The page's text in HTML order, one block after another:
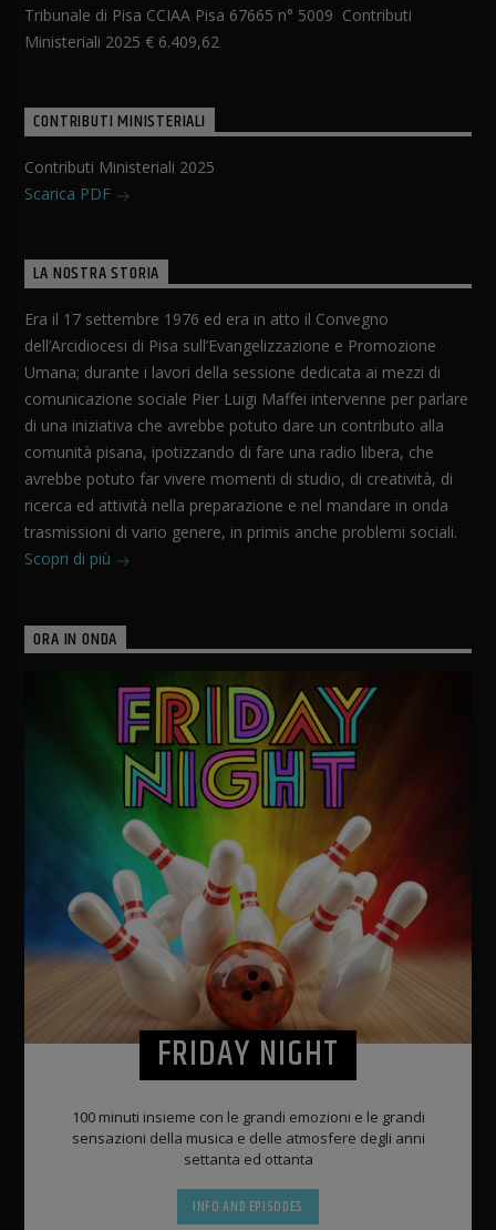
Tribunale di Pisa CCIAA Pisa 67665 n° 5009 Contributi
Ministeriali 2025 € 6.409,62
CONTRIBUTI MINISTERIALI
Contributi Ministeriali 2025
Scarica PDF
LA NOSTRA STORIA
Era il 17 settembre 1976 ed era in atto il Convegno
dell’Arcidiocesi di Pisa sull’Evangelizzazione e Promozione
Umana; durante i lavori della sessione dedicata ai mezzi di
comunicazione sociale Pier Luigi Maffei intervenne per parlare
di una iniziativa che avrebbe potuto dare un contributo alla
comunità pisana, ipotizzando di fare una radio libera, che
avrebbe potuto far vivere momenti di studio, di creatività, di
ricerca ed attività nella preparazione e nel mandare in onda
trasmissioni di vario genere, in primis anche problemi sociali.
Scopri di più
ORA IN ONDA
FRIDAY NIGHT
100 minuti insieme con le grandi emozioni e le grandi
sensazioni della musica e delle atmosfere degli anni
settanta ed ottanta
INFO AND EPISODES